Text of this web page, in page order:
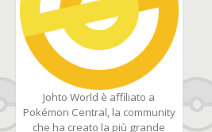
Johto World è affiliato a
Pokémon Central, la community
che ha creato la più grande